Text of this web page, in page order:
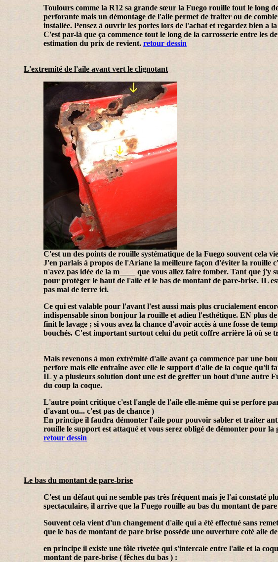
Toulours comme la R12 sa grande sœur la Fuego rouille tout le long
perforante mais un démontage de l'aile permet de traiter ou de
installée. Pensez à ouvrir les portes lors de l'achat et regardez bien a
C'est par-là que ça commence tout le long de la carrosserie entre les
estimation du prix de revient. retour dessin
L'extremité de l'aile avant vert le clignotant
C'est un des points de rouille systématique de la Fuego souvent cela
J'en parlais à propos de l'Ariane la meilleure façon d'éviter la rouille
n'avez pas idée de la m____ que vous allez faire tomber. Tant que
pour protéger le haut de l'aile et le bas de montant de pare-brise. IL
pas mal de terre ici.
Ce qui est valable pour l'avant l'est aussi mais plus crucialement
indispensable sinon bonjour la rouille et adieu l'esthétique. EN plus
finit le lavage ; si vous avez la chance d'avoir accès à une fosse de
bouchés. C'est important surtout celui du petit coffre arrière là où se
Mais revenons à mon extrémité d'aile avant ça commence par une
perfore mais elle entraîne avec elle le support d'aile de la coque qu'il
IL y a plusieurs solution dont une est de greffer un bout d'une autre
du coup la coque.
L'autre point critique c'est l'angle de l'aile elle-même qui se perfore
d'avant ou... c'est pas de chance )
En principe il faudra démonter l'aile pour pouvoir sabler et traiter
rouille le support est attaqué et vous serez obligé de démonter pour
retour dessin
Le bas du montant de pare-brise
C'est un défaut qui ne semble pas très fréquent mais je l'ai constaté
spectaculaire, il arrive que la Fuego rouille au bas du montant de
Souvent cela vient d'un changement d'aile qui a été effectué sans
que le bas de montant de pare brise possède une ouverture coté aile
en principe il existe une tôle rivetée qui s'intercale entre l'aile et la
montant de pare-brise ( fêches du bas ) :